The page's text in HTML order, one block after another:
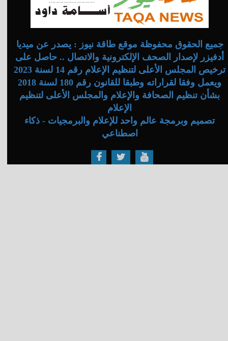
جميع الحقوق محفوظة موقع طاقة نيوز : يصدر عن ميديا
أدفيزر لإصدار الصحف الإلكترونية والاتصال .. حاصل على
ترخيص المجلس الأعلى لتنظيم الإعلام رقم 14 لسنة 2023
ويعمل وفقا لقراراته وطبقا للقانون رقم 180 لسنة 2018
بشأن تنظيم الصحافة والإعلام والمجلس الأعلى لتنظيم
الإعلام
تصميم وبرمجة عالم واحد للإعلام والبرمجيات - ذكاء
اصطناعي